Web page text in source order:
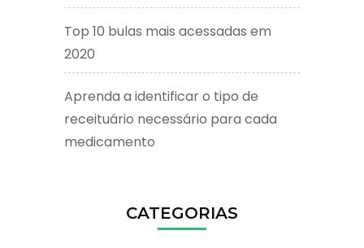
Top 10 bulas mais acessadas em
2020
Aprenda a identificar o tipo de
receituário necessário para cada
medicamento
CATEGORIAS